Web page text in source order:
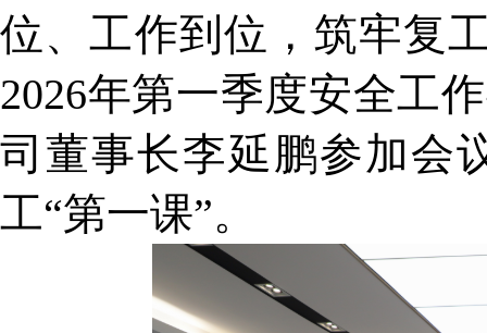
位、工作到位，筑牢复
2026年第一季度安全工
司董事长李延鹏参加会
工“第一课”。